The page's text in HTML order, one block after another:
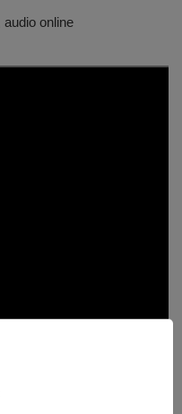
online